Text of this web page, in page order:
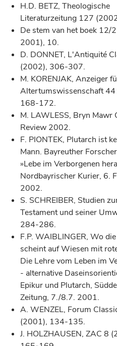
H.D. BETZ, Theologische
Literaturzeitung 127
De stem van het boek 12/
2001), 10.
D. DONNET, L'Antiquité
(2002), 306-307.
M. KORENJAK, Anzeiger
Altertumswissenschaft
168-172.
M. LAWLESS, Bryn Mawr
Review 2002.
F. PIONTEK, Plutarch ist
Mann. Bayreuther
»Lebe im Verborgenen
Nordbayrischer Kurier, 6.
2002.
S. SCHREIBER, Studien
Testament und seiner
284-286.
F.P. WAIBLINGER, Wo
scheint auf Wiesen mit
Die Lehre vom Leben im
- alternative
Epikur und Plutarch,
Zeitung, 7./8.7. 2001.
A. WENZEL, Forum
(2001), 134-135.
J. HOLZHAUSEN, ZAC 8